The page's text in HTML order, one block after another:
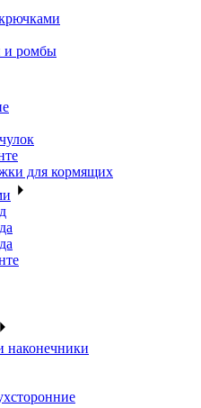
и ромбы
для кормящих
наконечники